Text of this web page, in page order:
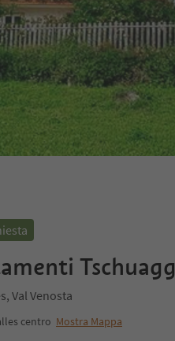
Tschuagg
Val Venosta
centro Mostra Mappa